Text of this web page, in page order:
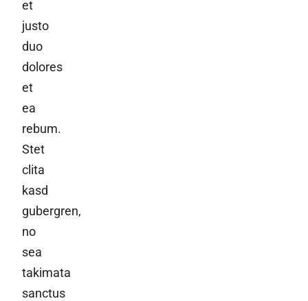
et
justo
duo
dolores
et
ea
rebum.
Stet
clita
kasd
gubergren,
no
sea
takimata
sanctus